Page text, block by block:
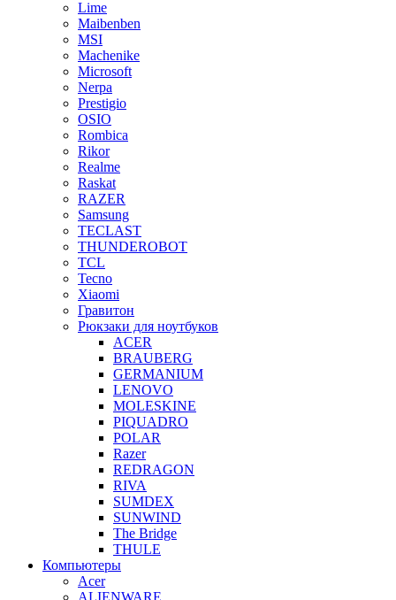
Lime
Maibenben
MSI
Machenike
Microsoft
Nerpa
Prestigio
OSIO
Rombica
Rikor
Realme
Raskat
RAZER
Samsung
TECLAST
THUNDEROBOT
TCL
Tecno
Xiaomi
Гравитон
Рюкзаки для ноутбуков
ACER
BRAUBERG
GERMANIUM
LENOVO
MOLESKINE
PIQUADRO
POLAR
Razer
REDRAGON
RIVA
SUMDEX
SUNWIND
The Bridge
THULE
Компьютеры
Acer